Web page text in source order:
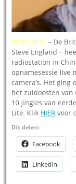
02.09.2010 – De
Steve England –
radiostation in
opnamesessie live
camera’s. Het ging
het zuidoosten van
10 jingles van
Lite. Klik HIER voor
Dit delen:
Facebook
LinkedIn